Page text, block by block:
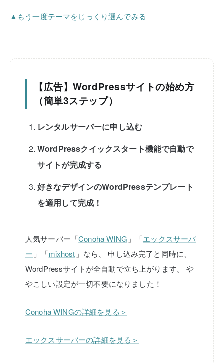
▲もう一度テーマをじっくり選んでみる
【広告】WordPressサイトの始め方
（簡単3ステップ）
レンタルサーバーに申し込む
WordPressクイックスタート機能で自動で
サイトが完成する
好きなデザインのWordPressテンプレート
を適用して完成！
人気サーバー「Conoha WING 」「エックスサーバ
ー 」「mixhost 」なら、
申し込み完了と同時に、
WordPressサイトが全自動で立ち上がります。
や
やこしい設定が一切不要になりました！
Conoha WINGの詳細を見る＞
エックスサーバーの詳細を見る＞